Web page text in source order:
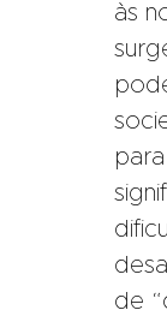
às
de